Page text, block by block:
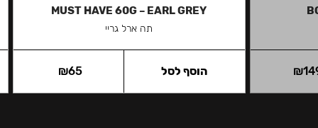
₪
MUST HAVE 60G – EARL GREY
תה ארל גריי
₪65 הוסף לסל